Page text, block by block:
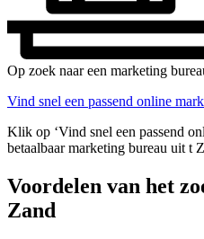
Op zoek naar een marketing
Vind snel een passend online
Klik op ‘Vind snel een passend
betaalbaar marketing bureau uit t
Voordelen van het
Zand